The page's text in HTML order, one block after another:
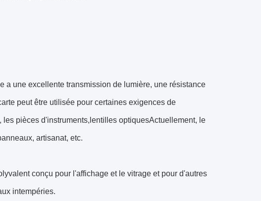
a une excellente transmission de lumière, une résistance
peut être utilisée pour certaines exigences de
pièces d'instruments,lentilles optiquesActuellement, le
artisanat, etc.
conçu pour l'affichage et le vitrage et pour d'autres
intempéries.